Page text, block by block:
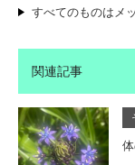
すべてのものはメ
関連記事